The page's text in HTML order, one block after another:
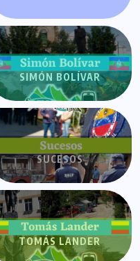
SIMÓN BOLÍVAR
SUCESOS
TOMÁS LANDER